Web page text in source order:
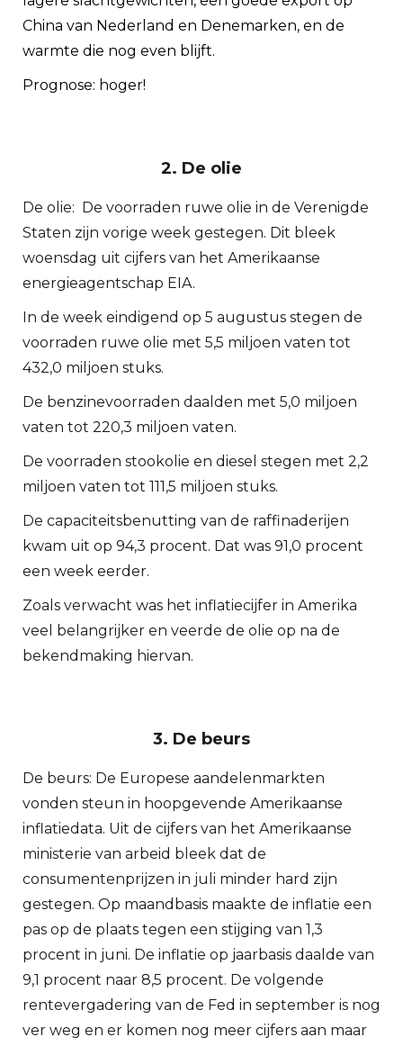
China van Nederland en Denemarken, en de
warmte die nog even blijft.
Prognose: hoger!
2. De olie
De olie: De voorraden ruwe olie in de Verenigde
Staten zijn vorige week gestegen. Dit bleek
woensdag uit cijfers van het Amerikaanse
energieagentschap EIA.
In de week eindigend op 5 augustus stegen de
voorraden ruwe olie met 5,5 miljoen vaten tot
432,0 miljoen stuks.
De benzinevoorraden daalden met 5,0 miljoen
vaten tot 220,3 miljoen vaten.
De voorraden stookolie en diesel stegen met 2,2
miljoen vaten tot 111,5 miljoen stuks.
De capaciteitsbenutting van de raffinaderijen
kwam uit op 94,3 procent. Dat was 91,0 procent
een week eerder.
Zoals verwacht was het inflatiecijfer in Amerika
veel belangrijker en veerde de olie op na de
bekendmaking hiervan.
3. De beurs
De beurs: De Europese aandelenmarkten
vonden steun in hoopgevende Amerikaanse
inflatiedata. Uit de cijfers van het Amerikaanse
ministerie van arbeid bleek dat de
consumentenprijzen in juli minder hard zijn
gestegen. Op maandbasis maakte de inflatie een
pas op de plaats tegen een stijging van 1,3
procent in juni. De inflatie op jaarbasis daalde van
9,1 procent naar 8,5 procent. De volgende
rentevergadering van de Fed in september is nog
ver weg en er komen nog meer cijfers aan maar